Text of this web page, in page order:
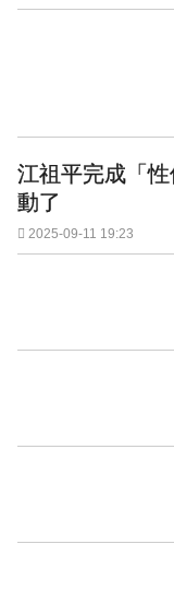
江祖平完成「
動了
2025-09-11 19:23